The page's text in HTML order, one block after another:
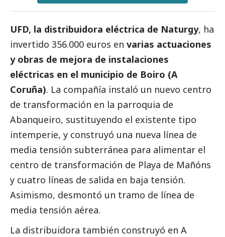
UFD, la distribuidora eléctrica de Naturgy, ha
invertido 356.000 euros en varias actuaciones
y obras de mejora de instalaciones
eléctricas en el municipio de Boiro (A
Coruña). La compañía instaló un nuevo centro
de transformación en la parroquia de
Abanqueiro, sustituyendo el existente tipo
intemperie, y construyó una nueva línea de
media tensión subterránea para alimentar el
centro de transformación de Playa de Mañóns
y cuatro líneas de salida en baja tensión.
Asimismo, desmontó un tramo de línea de
media tensión aérea.
La distribuidora también construyó en A